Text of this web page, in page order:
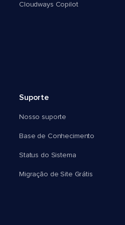
Cloudways Copilot
Suporte
Nosso suporte
Base de Conhecimento
Status do Sistema
Migração de Site Grátis